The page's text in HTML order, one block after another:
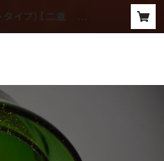
タイプ）【二重 緑/